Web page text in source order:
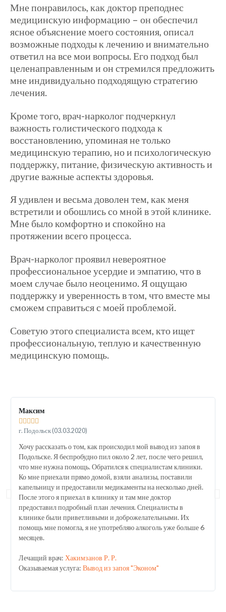
Мне понравилось, как доктор преподнес
медицинскую информацию – он обеспечил
ясное объяснение моего состояния, описал
возможные подходы к лечению и внимательно
ответил на все мои вопросы. Его подход был
целенаправленным и он стремился предложить
мне индивидуально подходящую стратегию
лечения.
Кроме того, врач-нарколог подчеркнул
важность голистического подхода к
восстановлению, упоминая не только
медицинскую терапию, но и психологическую
поддержку, питание, физическую активность и
другие важные аспекты здоровья.
Я удивлен и весьма доволен тем, как меня
встретили и обошлись со мной в этой клинике.
Мне было комфортно и спокойно на
протяжении всего процесса.
Врач-нарколог проявил невероятное
профессиональное усердие и эмпатию, что в
моем случае было неоценимо. Я ощущаю
поддержку и уверенность в том, что вместе мы
сможем справиться с моей проблемой.
Советую этого специалиста всем, кто ищет
профессиональную, теплую и качественную
медицинскую помощь.
Максим
    
г. Подольск (03.03.2020)
Хочу рассказать о том, как происходил мой вывод из запоя в
Подольске. Я беспробудно пил около 2 лет, после чего решил,
что мне нужна помощь. Обратился к специалистам клиники.
Ко мне приехали прямо домой, взяли анализы, поставили
капельницу и предоставили медикаменты на несколько дней.
После этого я приехал в клинику и там мне доктор
предоставил подробный план лечения. Специалисты в
клинике были приветливыми и доброжелательными. Их
помощь мне помогла, я не употребляю алкоголь уже больше 6
месяцев.
Лечащий врач: Хакимзанов Р. Р.
Оказываемая услуга: Вывод из запоя "Эконом"